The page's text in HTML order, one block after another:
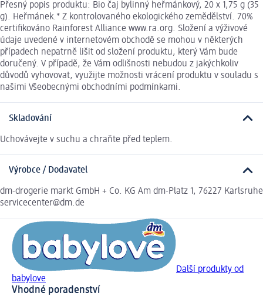
Přesný popis produktu: Bio čaj bylinný heřmánkový, 20 x 1,75 g (35
g). Heřmánek.* Z kontrolovaného ekologického zemědělství. 70%
certifikováno Rainforest Alliance www.ra.org. Složení a výživové
údaje uvedené v internetovém obchodě se mohou v některých
případech nepatrně lišit od složení produktu, který Vám bude
doručený. V případě, že Vám odlišnosti nebudou z jakýchkoliv
důvodů vyhovovat, využijte možnosti vrácení produktu v souladu s
našimi Všeobecnými obchodními podmínkami.
Skladování
Uchovávejte v suchu a chraňte před teplem.
Výrobce / Dodavatel
dm-drogerie markt GmbH + Co. KG Am dm-Platz 1, 76227 Karlsruhe
servicecenter@dm.de
Další produkty od
babylove
Vhodné poradenství